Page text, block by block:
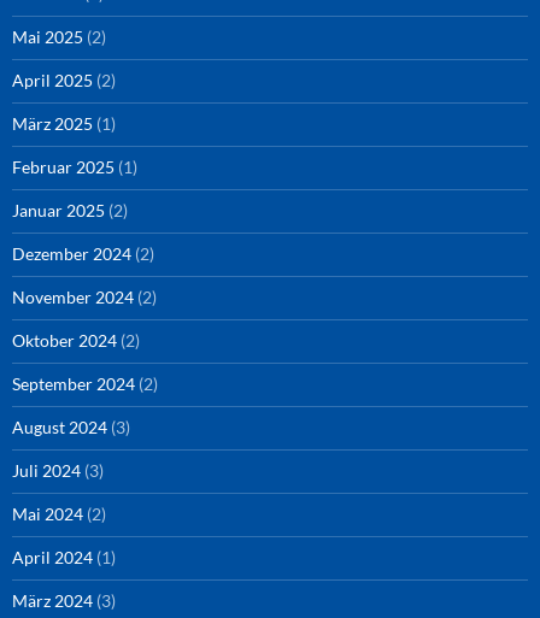
Mai 2025 (2)
April 2025 (2)
März 2025 (1)
Februar 2025 (1)
Januar 2025 (2)
Dezember 2024 (2)
November 2024 (2)
Oktober 2024 (2)
September 2024 (2)
August 2024 (3)
Juli 2024 (3)
Mai 2024 (2)
April 2024 (1)
März 2024 (3)